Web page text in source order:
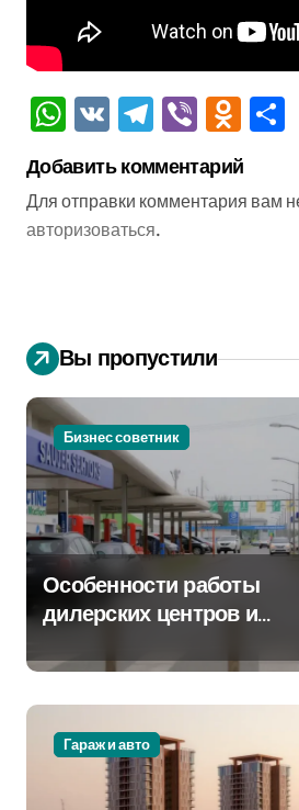
WhatsApp
VK Telegram
Viber
Добавить комментарий
Для отправки комментария вам
авторизоваться.
Вы пропустили
Бизнес советник
Особенности работы
дилерских центров и
крупных проспектах
Гараж и авто